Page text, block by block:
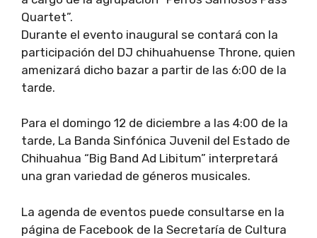
Quartet”.
Durante el evento inaugural se contará con la
participación del DJ chihuahuense Throne, quien
amenizará dicho bazar a partir de las 6:00 de la
tarde.
Para el domingo 12 de diciembre a las 4:00 de la
tarde, La Banda Sinfónica Juvenil del Estado de
Chihuahua “Big Band Ad Libitum” interpretará
una gran variedad de géneros musicales.
La agenda de eventos puede consultarse en la
página de Facebook de la Secretaría de Cultura